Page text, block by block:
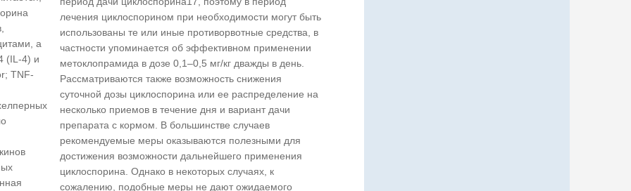
а
(IL-4) и
TNF-
лечения циклоспорином при необходимости могут быть
использованы те или иные противорвотные средства, в
частности упоминается об эффективном применении
метоклопрамида в дозе 0,1–0,5 мг/кг дважды в день.
Рассматриваются также возможность снижения
суточной дозы циклоспорина или ее распределение на
несколько приемов в течение дня и вариант дачи
препарата с кормом. В большинстве случаев
рекомендуемые меры оказываются полезными для
достижения возможности дальнейшего применения
циклоспорина. Однако в некоторых случаях, к
сожалению, подобные меры не дают ожидаемого